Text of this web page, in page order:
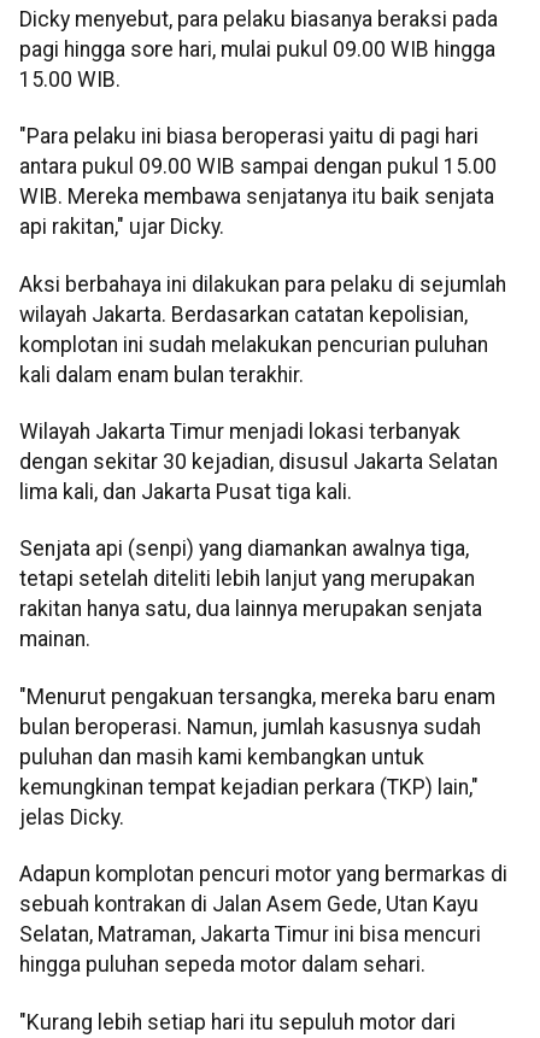
Dicky menyebut, para pelaku biasanya beraksi pada
pagi hingga sore hari, mulai pukul 09.00 WIB hingga
15.00 WIB.
"Para pelaku ini biasa beroperasi yaitu di pagi hari
antara pukul 09.00 WIB sampai dengan pukul 15.00
WIB. Mereka membawa senjatanya itu baik senjata
api rakitan," ujar Dicky.
Aksi berbahaya ini dilakukan para pelaku di sejumlah
wilayah Jakarta. Berdasarkan catatan kepolisian,
komplotan ini sudah melakukan pencurian puluhan
kali dalam enam bulan terakhir.
Wilayah Jakarta Timur menjadi lokasi terbanyak
dengan sekitar 30 kejadian, disusul Jakarta Selatan
lima kali, dan Jakarta Pusat tiga kali.
Senjata api (senpi) yang diamankan awalnya tiga,
tetapi setelah diteliti lebih lanjut yang merupakan
rakitan hanya satu, dua lainnya merupakan senjata
mainan.
"Menurut pengakuan tersangka, mereka baru enam
bulan beroperasi. Namun, jumlah kasusnya sudah
puluhan dan masih kami kembangkan untuk
kemungkinan tempat kejadian perkara (TKP) lain,"
jelas Dicky.
Adapun komplotan pencuri motor yang bermarkas di
sebuah kontrakan di Jalan Asem Gede, Utan Kayu
Selatan, Matraman, Jakarta Timur ini bisa mencuri
hingga puluhan sepeda motor dalam sehari.
"Kurang lebih setiap hari itu sepuluh motor dari